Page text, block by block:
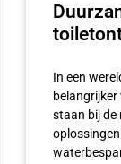
In een
staan bij de